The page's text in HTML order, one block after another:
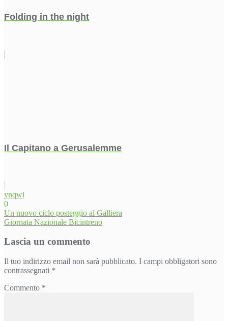
Folding in the night
Il Capitano a Gerusalemme
ynqwi
0
Navigazione
articoli
Un nuovo ciclo posteggio al Galliera
Giornata Nazionale Bicintreno
Lascia un commento
Il tuo indirizzo email non sarà pubblicato. I campi obbligatori sono
contrassegnati *
Commento *